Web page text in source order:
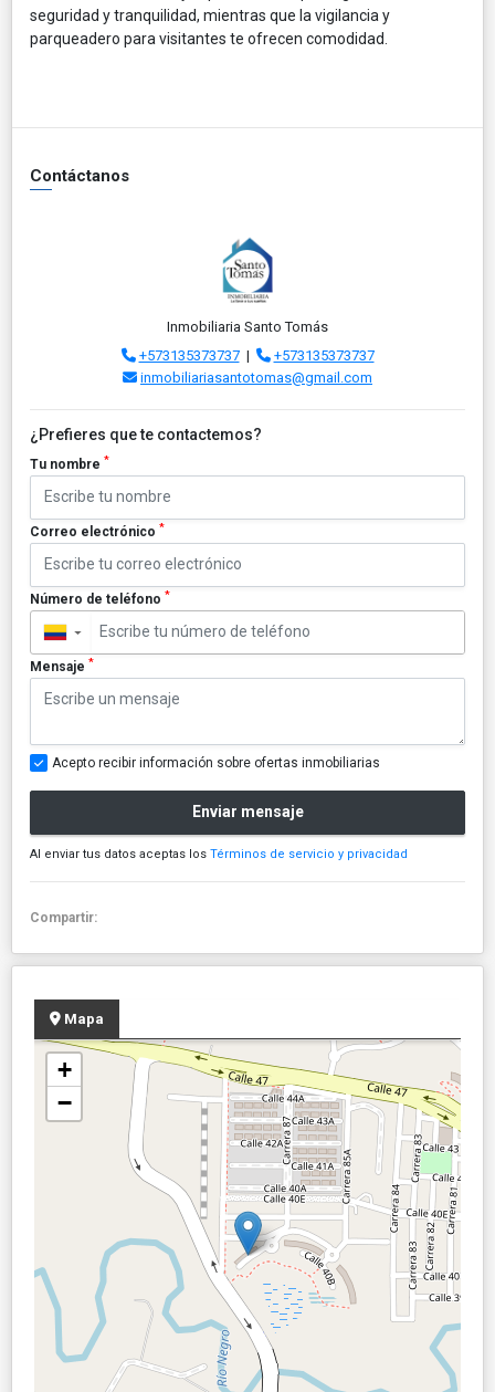
seguridad y tranquilidad, mientras que la vigilancia y
parqueadero para visitantes te ofrecen comodidad.
Contáctanos
Inmobiliaria Santo Tomás
+573135373737|
+573135373737
inmobiliariasantotomas@gmail.com
¿Prefieres que te contactemos?
Tu nombre *
Correo electrónico *
Número de teléfono *
▼
Mensaje *
Acepto recibir información sobre ofertas inmobiliarias
Enviar mensaje
Al enviar tus datos aceptas los Términos de servicio y privacidad
Compartir:
Mapa
+
−